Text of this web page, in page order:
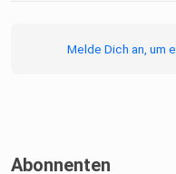
Melde Dich an, um
Abonnenten